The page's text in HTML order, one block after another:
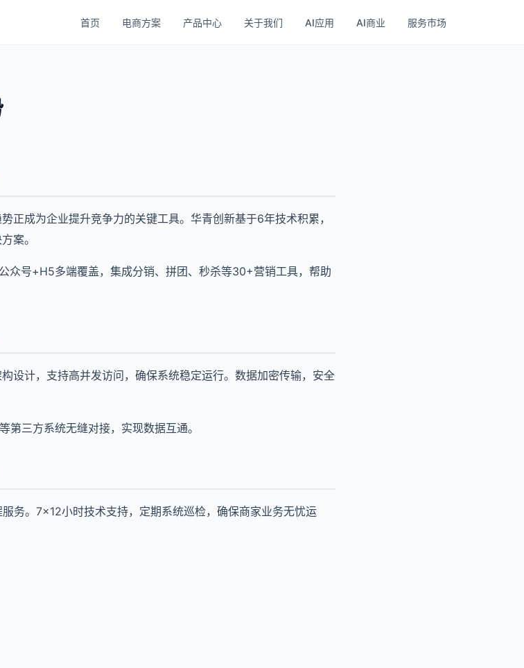
首页 电商方案 产品中心 关于我们 AI应用 AI商业 服务市场
正成为企业提升竞争力的关键工具。华青创新基于6年技术积累，
案。
众号+H5多端覆盖，集成分销、拼团、秒杀等30+营销工具，帮助
设计，支持高并发访问，确保系统稳定运行。数据加密传输，安全
第三方系统无缝对接，实现数据互通。
务。7×12小时技术支持，定期系统巡检，确保商家业务无忧运